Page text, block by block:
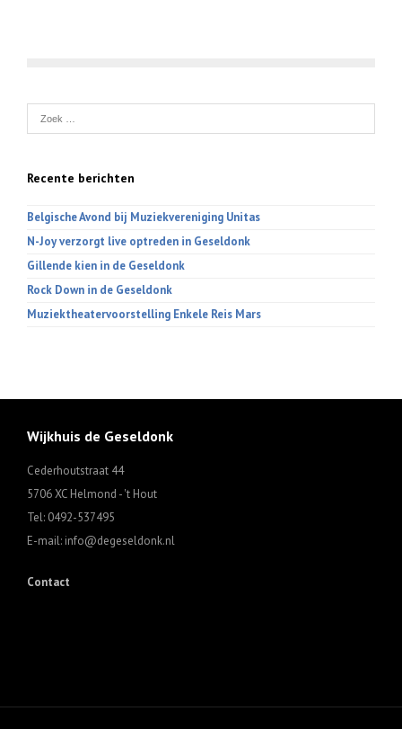
Recente berichten
Belgische Avond bij Muziekvereniging Unitas
N-Joy verzorgt live optreden in Geseldonk
Gillende kien in de Geseldonk
Rock Down in de Geseldonk
Muziektheatervoorstelling Enkele Reis Mars
Wijkhuis de Geseldonk
Cederhoutstraat 44
5706 XC Helmond - 't Hout
Tel: 0492-537495
E-mail: info@degeseldonk.nl
Contact